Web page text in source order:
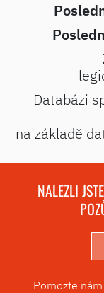
Databázi
na základě
NALEZLI
Pomozte